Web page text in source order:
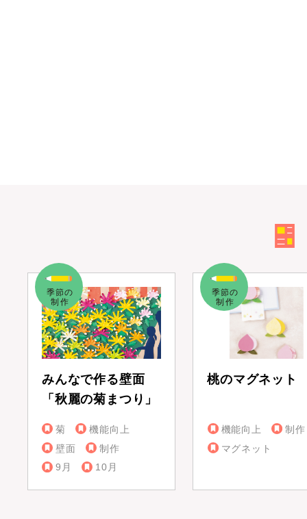
みんなで作る壁面
「秋麗の菊まつり」
菊
機能向上
壁面
制作
9月
10月
桃のマグネット
機能向上
制作
マグネット